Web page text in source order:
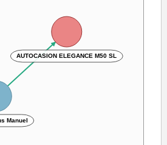
AUTOCASION ELEGANCE M50 SL
Manuel